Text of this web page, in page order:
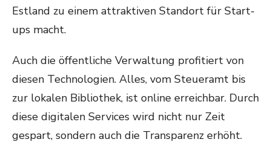
Estland zu einem attraktiven Standort für Start-
ups macht.
Auch die öffentliche Verwaltung profitiert von
diesen Technologien. Alles, vom Steueramt bis
zur lokalen Bibliothek, ist online erreichbar. Durch
diese digitalen Services wird nicht nur Zeit
gespart, sondern auch die Transparenz erhöht.